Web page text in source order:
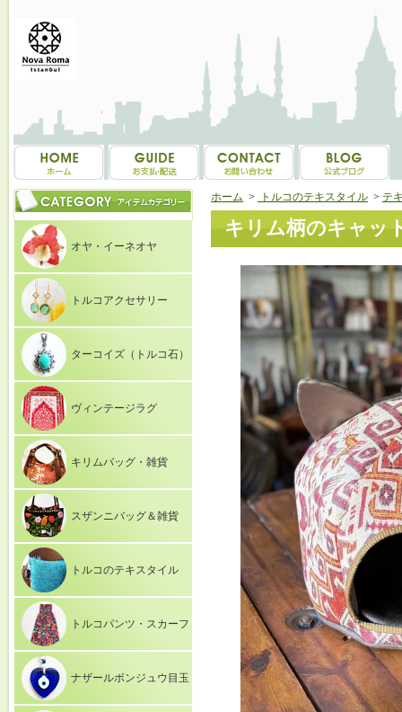
オヤ・イーネオヤ
トルコアクセサリー
ターコイズ（トルコ石）
ヴィンテージラグ
キリムバッグ・雑貨
スザンニバッグ＆雑貨
トルコのテキスタイル
トルコパンツ・スカーフ
ナザールボンジュウ目玉
ホーム > トルコのテキスタイル > テ
キリム柄のキャッ